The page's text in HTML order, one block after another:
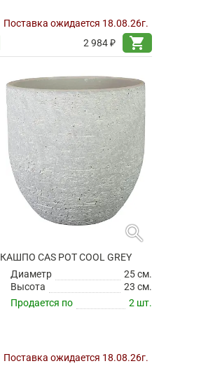
Поставка ожидается 18.08.26г.
2 984 ₽
shopping_cart
search
КАШПО CAS POT COOL GREY
Диаметр
25 см.
Высота
23 см.
Продается по
2 шт.
Поставка ожидается 18.08.26г.